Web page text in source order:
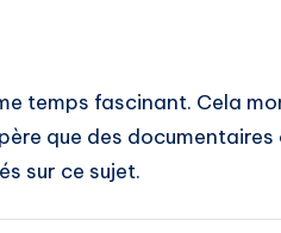
temps fascinant. Cela
que des
sur ce sujet.